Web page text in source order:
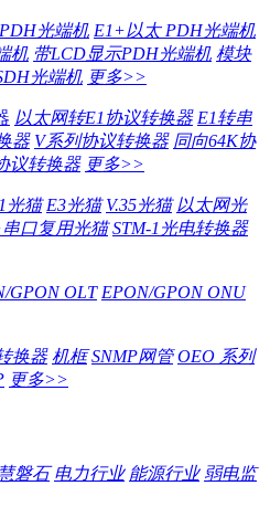
光端机 E1+以太 PDH光端机
机 带LCD显示PDH光端机 模块
光端机 更多>>
以太网转E1协议转换器 E1转串
器 V系列协议转换器 同向64K协
议转换器 更多>>
光猫 E3光猫 V.35光猫 以太网光
口复用光猫 STM-1光电转换器
GPON OLT EPON/GPON ONU
换器 机框 SNMP网管 OEO 系列
更多>>
磐石 电力行业 能源行业 弱电监